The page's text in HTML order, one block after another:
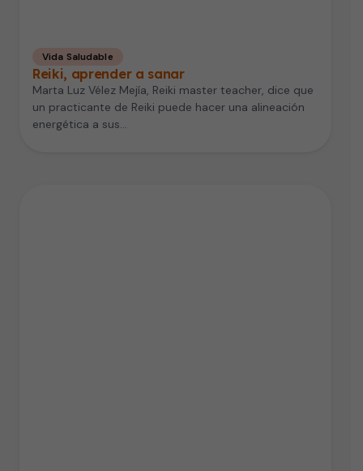
Vida Saludable
Reiki, aprender a sanar
Marta Luz Vélez Mejía, Reiki master teacher, dice que
un practicante de Reiki puede hacer una alineación
energética a sus…